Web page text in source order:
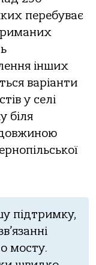
перебуває
інших
варіанти
у селі
біля
підтримку,
мосту.